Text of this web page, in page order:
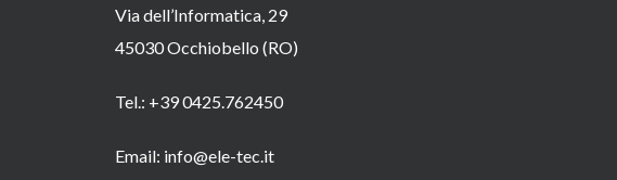
Via dell’Informatica, 29
45030 Occhiobello (RO)
Tel.: +39 0425.762450
Email: info@ele-tec.it